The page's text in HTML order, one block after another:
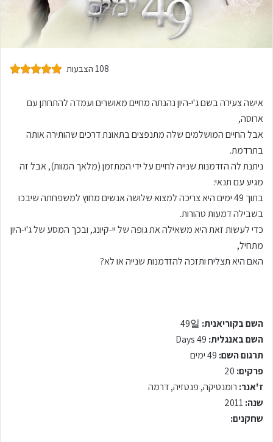
108 הצבעות
אישה צעירה בשם ג'י-היון נהנתה מחיים מאושרים ועמדה להתחתן עם
ארוסה,
אבל החיים המושלמים שלה מתנפצים בתאונת דרכים שהותירה אותה
בתרדמת.
ניתנת לה הזדמנות שנייה לחיים על ידי המתזמן (מלאך המוות), אבל זה
מגיע עם תנאי:
בתוך 49 ימים היא צריכה למצוא שלושה אנשים מחוץ למשפחתה שיבכו
בשבילה דמעות טהורות.
כדי לעשות זאת היא משאילה את גופה של יי-קיונג, ובכך המסע של ג'י-היון
מתחיל,
האם היא תצליח ותזכה להזדמנות שנייה או לא?
השם בקוריאנית: 49일
השם באנגלית: 49 Days
תרגום השם: 49 ימים
פרקים: 20
ז'אנר: רומנטיקה, פנטזיה, דרמה
שנה:2011
שחקנים: